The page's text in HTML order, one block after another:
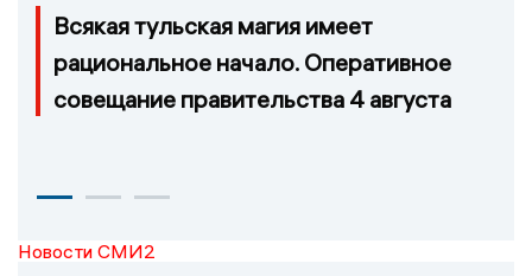
Всякая тульская магия имеет
рациональное начало. Оперативное
совещание правительства 4 августа
Новости СМИ2